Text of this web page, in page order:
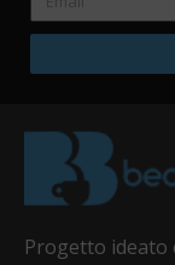
Progetto ideato